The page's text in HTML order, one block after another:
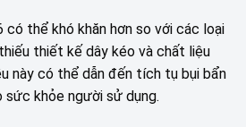
có thể khó khăn hơn so với các loại
thiết kế dây kéo và chất liệu
này có thể dẫn đến tích tụ bụi bẩn
sức khỏe người sử dụng.